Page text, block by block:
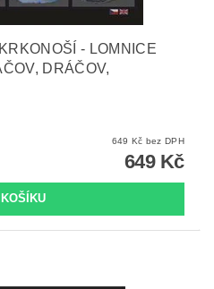
- LOMNICE
DRÁČOV,
649 Kč bez DPH
649 Kč